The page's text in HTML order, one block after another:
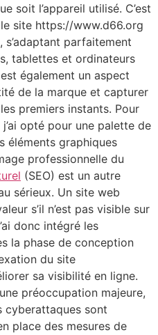
soit l’appareil utilisé. C’est
site https://www.d66.org
parfaitement
tablettes et ordinateurs
également un aspect
de la marque et capturer
premiers instants. Pour
j’ai opté pour une palette de
éléments graphiques
professionnelle du
(SEO) est un autre
sérieux. Un site web
s’il n’est pas visible sur
donc intégré les
la phase de conception
du site
sa visibilité en ligne.
préoccupation majeure,
cyberattaques sont
place des mesures de